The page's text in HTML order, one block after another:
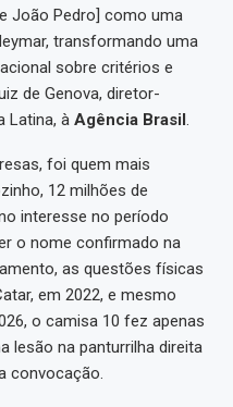
João Pedro] como uma
transformando uma
sobre critérios e
de Genova, diretor-
Latina, à Agência Brasil.
foi quem mais
12 milhões de
interesse no período
o nome confirmado na
as questões físicas
em 2022, e mesmo
o camisa 10 fez apenas
lesão na panturrilha direita
convocação.